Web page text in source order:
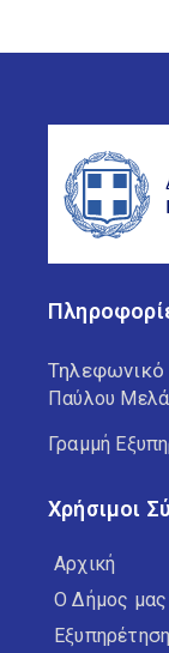
Τηλεφωνικό
Παύλου
Γραμμή
Χρήσιμοι
Αρχική
Ο Δήμος μας